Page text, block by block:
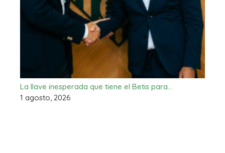
La llave inesperada que tiene el Betis para…
1 agosto, 2026